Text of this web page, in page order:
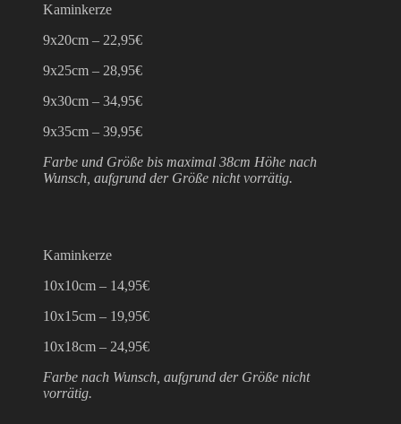
Kaminkerze
9x20cm – 22,95€
9x25cm – 28,95€
9x30cm – 34,95€
9x35cm – 39,95€
Farbe und Größe bis maximal 38cm Höhe nach
Wunsch, aufgrund der Größe nicht vorrätig.
Kaminkerze
10x10cm – 14,95€
10x15cm – 19,95€
10x18cm – 24,95€
Farbe nach Wunsch, aufgrund der Größe nicht
vorrätig.